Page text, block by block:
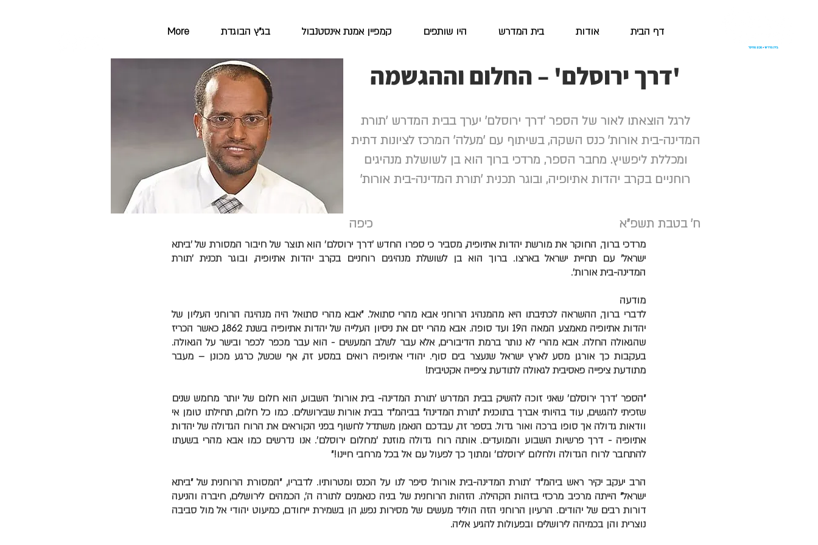
דף הבית אודות בית המדרש היו שותפים קמפיין אמנת אינסטנבול בג"ץ הבוגדת More
'דרך ירוסלם' – החלום וההגשמה
לרגל הוצאתו לאור של הספר 'דרך ירוסלם' יערך בבית המדרש 'תורת
המדינה-בית אורות' כנס השקה, בשיתוף עם 'מעלה' המרכז לציונות דתית
ומכללת ליפשיץ. מחבר הספר, מרדכי ברוך הוא בן לשושלת מנהיגים
רוחניים בקרב יהדות אתיופיה, ובוגר תכנית 'תורת המדינה-בית אורות'
כיפה ח' בטבת תשפ"א
מרדכי ברוך, החוקר את מורשת יהדות אתיופיה, מסביר כי ספרו החדש 'דרך ירוסלם' הוא תוצר של חיבור המסורת של 'ביתא
ישראל' עם תחיית ישראל בארצו. ברוך הוא בן לשושלת מנהיגים רוחניים בקרב יהדות אתיופיה, ובוגר תכנית 'תורת
המדינה-בית אורות'.
מודעה
לדברי ברוך, ההשראה לכתיבתו היא מהמנהיג הרוחני אבא מהרי סתואל. "אבא מהרי סתואל היה מנהיגה הרוחני העליון של
יהדות אתיופיה מאמצע המאה ה19 ועד סופה. אבא מהרי יזם את ניסיון העלייה של יהדות אתיופיה בשנת 1862, כאשר הכריז
שהגאולה החלה. אבא מהרי לא נותר ברמת הדיבורים, אלא עבר לשלב המעשים - הוא עבר מכפר לכפר ובישר על הגאולה.
בעקבות כך אורגן מסע לארץ ישראל שנעצר בים סוף. יהודי אתיופיה רואים במסע זה, אף שכשל, כרגע מכונן – מעבר
מתודעת ציפייה פאסיבית לגאולה לתודעת ציפייה אקטיבית!
"הספר 'דרך ירוסלם' שאני זוכה להשיק בבית המדרש 'תורת המדינה- בית אורות' השבוע, הוא חלום של יותר מחמש שנים
שזכיתי להגשים, עוד בהיותי אברך בתוכנית "תורת המדינה" בביהמ"ד בבית אורות שבירושלים. כמו כל חלום, תחילתו טומן אי
וודאות גדולה אך סופו ברכה ואור גדול. בספר זה, עבדכם הנאמן משתדל לחשוף בפני הקוראים את הרוח הגדולה של יהדות
אתיופיה - דרך פרשיות השבוע והמועדים. אותה רוח גדולה מוזנת 'מחלום ירוסלם'. אנו נדרשים כמו אבא מהרי בשעתו
להתחבר לרוח הגדולה ולחלום 'ירוסלם' ומתוך כך לפעול עם אל בכל מרחבי חיינו!"
הרב יעקב יקיר ראש ביהמ"ד 'תורת המדינה-בית אורות' סיפר לנו על הכנס ומטרותיו. לדבריו, "המסורת הרוחנית של "ביתא
ישראל" הייתה מרכיב מרכזי בזהות הקהילה. הזהות הרוחנית של בניה כנאמנים לתורה ה', הכמהים לירושלים, חיברה והניעה
דורות רבים של יהודים. הרעיון הרוחני הזה הוליד מעשים של מסירות נפש, הן בשמירת ייחודם, כמיעוט יהודי אל מול סביבה
נוצרית והן בכמיהה לירושלים ובפעולות להגיע אליה.